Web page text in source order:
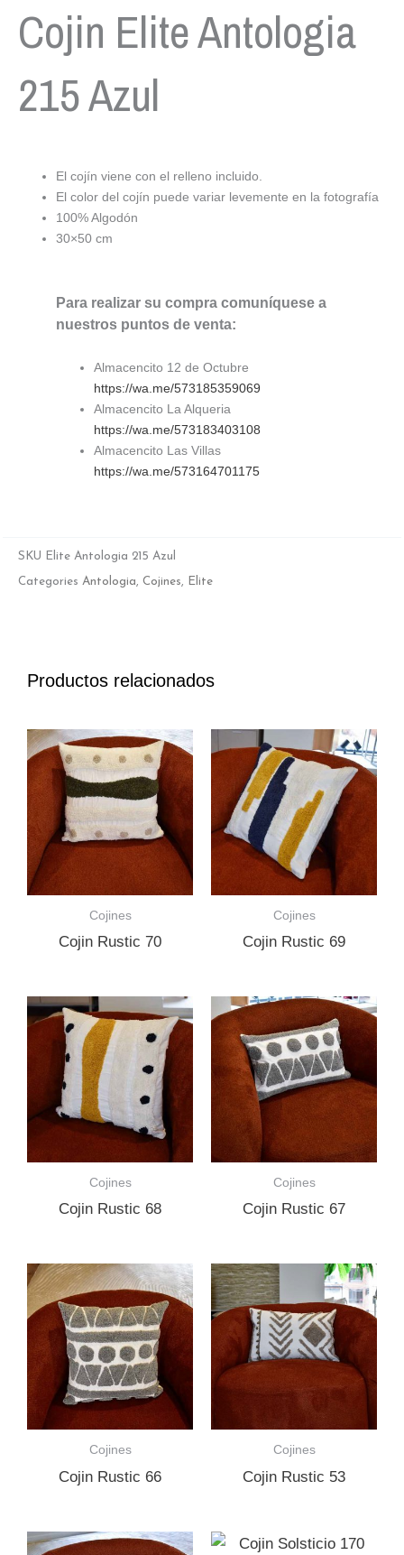
Cojin Elite Antologia
215 Azul
El cojín viene con el relleno incluido.
El color del cojín puede variar levemente en la fotografía
100% Algodón
30×50 cm
Para realizar su compra comuníquese a
nuestros puntos de venta:
Almacencito 12 de Octubre
https://wa.me/573185359069
Almacencito La Alqueria
https://wa.me/573183403108
Almacencito Las Villas
https://wa.me/573164701175
SKU Elite Antologia 215 Azul
Categories Antologia, Cojines, Elite
Productos relacionados
Cojines
Cojin Rustic 70
Cojines
Cojin Rustic 69
Cojines
Cojin Rustic 68
Cojines
Cojin Rustic 67
Cojines
Cojin Rustic 66
Cojines
Cojin Rustic 53